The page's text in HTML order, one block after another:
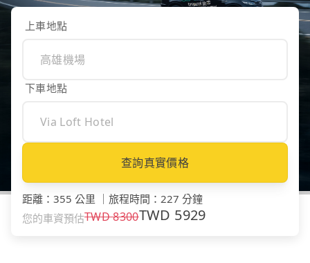
上車地點
下車地點
查詢真實價格
距離 ： 355 公里 旅程時間 ： 227 分鐘
您的車資預估TWD8300TWD 5929